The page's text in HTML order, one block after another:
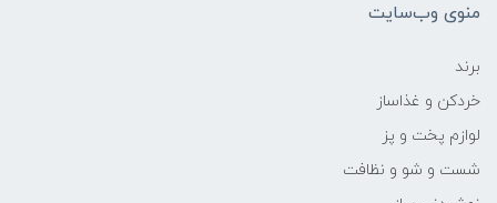
منوی وب‌سایت
برند
خردکن و غذاساز
لوازم پخت و پز
شست و شو و نظافت